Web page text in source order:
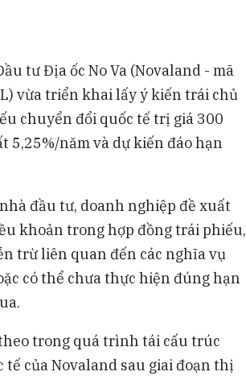
tư Địa ốc No Va (Novaland - mã
vừa triển khai lấy ý kiến trái chủ
chuyển đổi quốc tế trị giá 300
5,25%/năm và dự kiến đáo hạn
đầu tư, doanh nghiệp đề xuất
khoản trong hợp đồng trái phiếu,
trừ liên quan đến các nghĩa vụ
có thể chưa thực hiện đúng hạn
trong quá trình tái cấu trúc
tế của Novaland sau giai đoạn thị